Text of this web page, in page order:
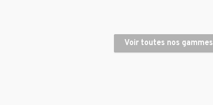
Voir toutes nos gammes